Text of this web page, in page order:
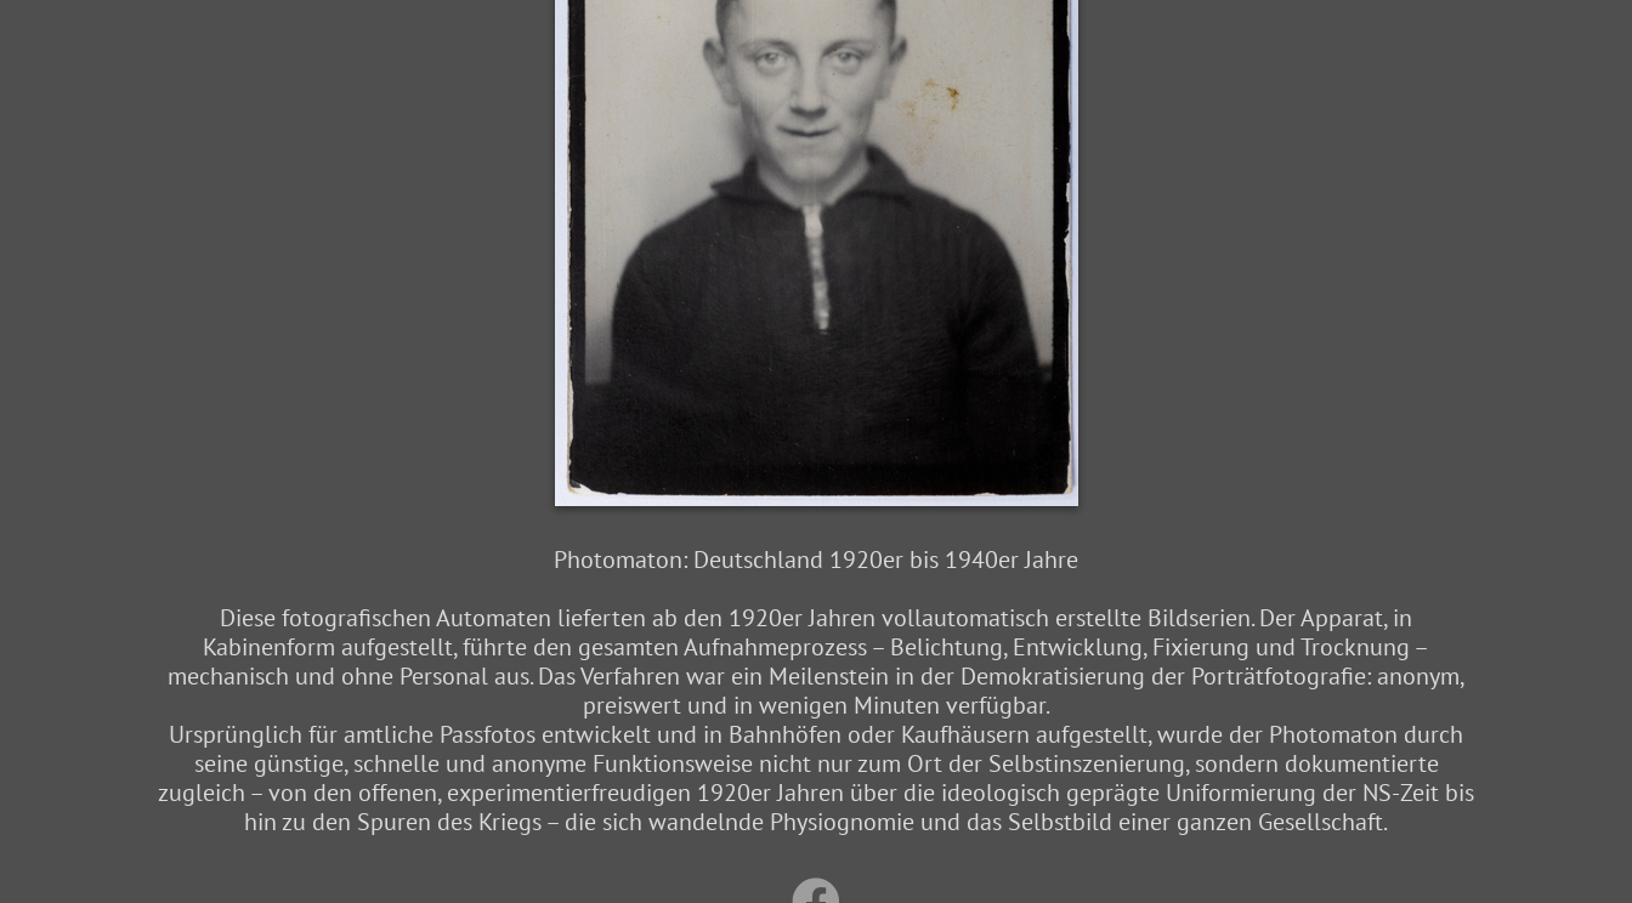
Photomaton: Deutschland 1920er bis 1940er Jahre
Diese fotografischen Automaten lieferten ab den 1920er Jahren vollautomatisch erstellte Bildserien. Der Apparat, in
Kabinenform aufgestellt, führte den gesamten Aufnahmeprozess – Belichtung, Entwicklung, Fixierung und Trocknung –
mechanisch und ohne Personal aus. Das Verfahren war ein Meilenstein in der Demokratisierung der Porträtfotografie: anonym,
preiswert und in wenigen Minuten verfügbar.
Ursprünglich für amtliche Passfotos entwickelt und in Bahnhöfen oder Kaufhäusern aufgestellt, wurde der Photomaton durch
seine günstige, schnelle und anonyme Funktionsweise nicht nur zum Ort der Selbstinszenierung, sondern dokumentierte
zugleich – von den offenen, experimentierfreudigen 1920er Jahren über die ideologisch geprägte Uniformierung der NS-Zeit bis
hin zu den Spuren des Kriegs – die sich wandelnde Physiognomie und das Selbstbild einer ganzen Gesellschaft.